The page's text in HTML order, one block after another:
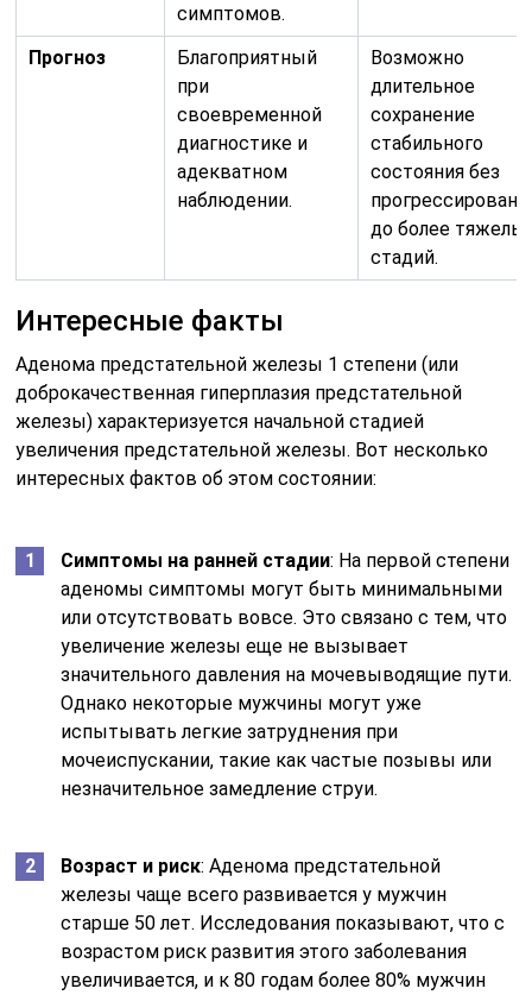
симптомов.
Прогноз
Благоприятный
при
своевременной
диагностике и
адекватном
наблюдении.
Возможно
длительное
сохранение
стабильного
состояния без
до более
стадий.
Интересные факты
Аденома предстательной железы 1 степени (или
доброкачественная гиперплазия предстательной
железы) характеризуется начальной стадией
увеличения предстательной железы. Вот несколько
интересных фактов об этом состоянии:
Симптомы на ранней стадии: На первой степени
аденомы симптомы могут быть минимальными
или отсутствовать вовсе. Это связано с тем, что
увеличение железы еще не вызывает
значительного давления на мочевыводящие пути.
Однако некоторые мужчины могут уже
испытывать легкие затруднения при
мочеиспускании, такие как частые позывы или
незначительное замедление струи.
Возраст и риск: Аденома предстательной
железы чаще всего развивается у мужчин
старше 50 лет. Исследования показывают, что с
возрастом риск развития этого заболевания
увеличивается, и к 80 годам более 80% мужчин